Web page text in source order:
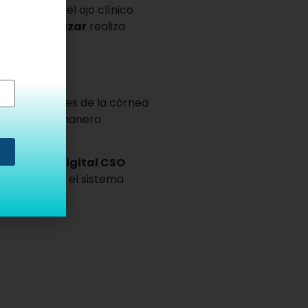
de 72dB, el ojo clínico
CSO Mizar realiza
detalles de la córnea
de manera
Cámara Digital CSO
datos en el sistema